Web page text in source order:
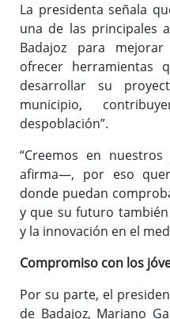
La presidenta señala
una de las principales
Badajoz para
ofrecer herramientas
desarrollar su
municipio,
despoblación”.
“Creemos en
afirma—, por eso
donde puedan
y que su futuro
y la innovación en el
Compromiso con los
Por su parte, el
de Badajoz, Mariano